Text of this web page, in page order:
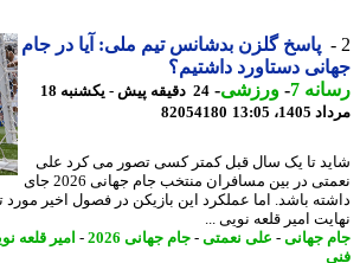
پاسخ گلزن بدشانس تیم ملی: آیا در جام
دستاورد داشتیم؟
7
-ورزشی-
24 دقیقه پیش - یکشنبه 18
13:05
82054180
تا یک سال قبل کمتر کسی تصور می کرد علی
نعمتی در بین مسافران منتخب جام جهانی 2026 جای
باشد. اما عملکرد این بازیکن در فصول اخیر مورد توجه
امیر قلعه نویی ...
جهانی-علی نعمتی-جام جهانی 2026 -امیر قلعه نویی-